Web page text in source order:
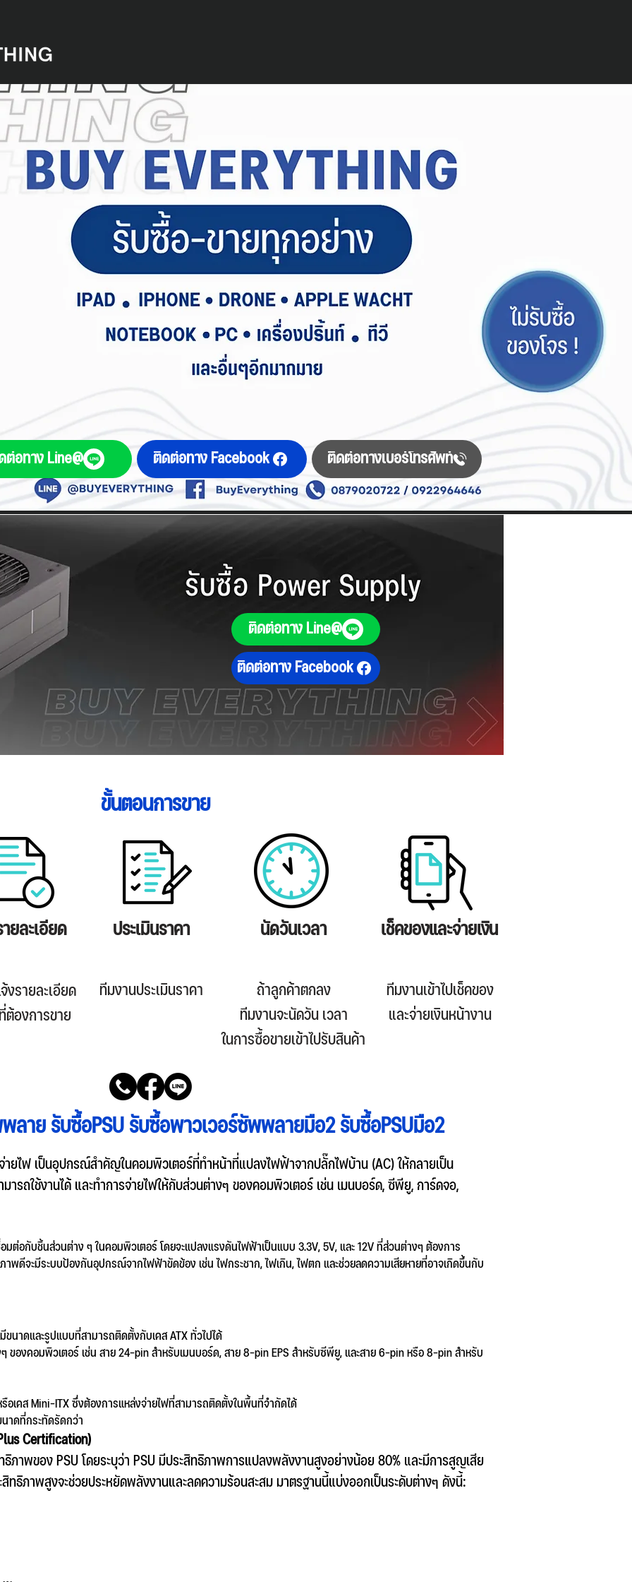
ต่อทาง Line@ ติดต่อทาง Facebook ติดต่อทางเบอร์โทรศัพท์
ติดต่อทาง Line@
ติดต่อทาง Facebook
ขั้นตอนการขาย
ยละเอียด ประเมินราคา นัดวันเวลา
งรายละเอียด
ต้องการขาย
ทีมงานประเมินราคา
ถ้าลูกค้าตกลง
ทีมงานจะนัดวัน เวลา
ในการซื้อขายเข้าไปรับสินค้า
เช็คของและจ่ายเงิน
ทีมงานเข้าไปเช็คของ
และจ่ายเงินหน้างาน
ลาย รับซื้อPSU รับซื้อพาวเวอร์ซัพพลายมือ2 รับซื้อPSUมือ2
ายไฟ เป็นอุปกรณ์สำคัญในคอมพิวเตอร์ที่ทำหน้าที่แปลงไฟฟ้าจากปลั๊กไฟบ้าน (AC) ให้กลายเป็น
ารถใช้งานได้ และทำการจ่ายไฟให้กับส่วนต่างๆ ของคอมพิวเตอร์ เช่น เมนบอร์ด, ซีพียู, การ์ดจอ,
มต่อกับชิ้นส่วนต่าง ๆ ในคอมพิวเตอร์ โดยจะแปลงแรงดันไฟฟ้าเป็นแบบ 3.3V, 5V, และ 12V ที่ส่วนต่างๆ ต้องการ
ดีจะมีระบบป้องกันอุปกรณ์จากไฟฟ้าขัดข้อง เช่น ไฟกระชาก, ไฟเกิน, ไฟตก และช่วยลดความเสียหายที่อาจเกิดขึ้นกับ
ขนาดและรูปแบบที่สามารถติดตั้งกับเคส ATX ทั่วไปได้
ของคอมพิวเตอร์ เช่น สาย 24-pin สำหรับเมนบอร์ด, สาย 8-pin EPS สำหรับซีพียู, และสาย 6-pin หรือ 8-pin สำหรับ
รือเคส Mini-ITX ซึ่งต้องการแหล่งจ่ายไฟที่สามารถติดตั้งในพื้นที่จำกัดได้
าดที่กระทัดรัดกว่า
Certification)
ภาพของ PSU โดยระบุว่า PSU มีประสิทธิภาพการแปลงพลังงานสูงอย่างน้อย 80% และมีการสูญเสีย
ทธิภาพสูงจะช่วยประหยัดพลังงานและลดความร้อนสะสม มาตรฐานนี้แบ่งออกเป็นระดับต่างๆ ดังนี้: